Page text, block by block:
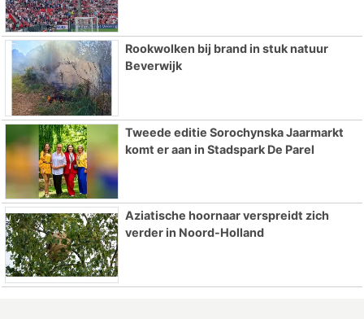
Rookwolken bij brand in stuk natuur
Beverwijk
Tweede editie Sorochynska Jaarmarkt
komt er aan in Stadspark De Parel
Aziatische hoornaar verspreidt zich
verder in Noord-Holland